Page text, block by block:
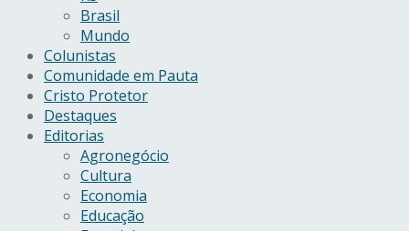
Brasil
Mundo
Colunistas
Comunidade em Pauta
Cristo Protetor
Destaques
Editorias
Agronegócio
Cultura
Economia
Educação